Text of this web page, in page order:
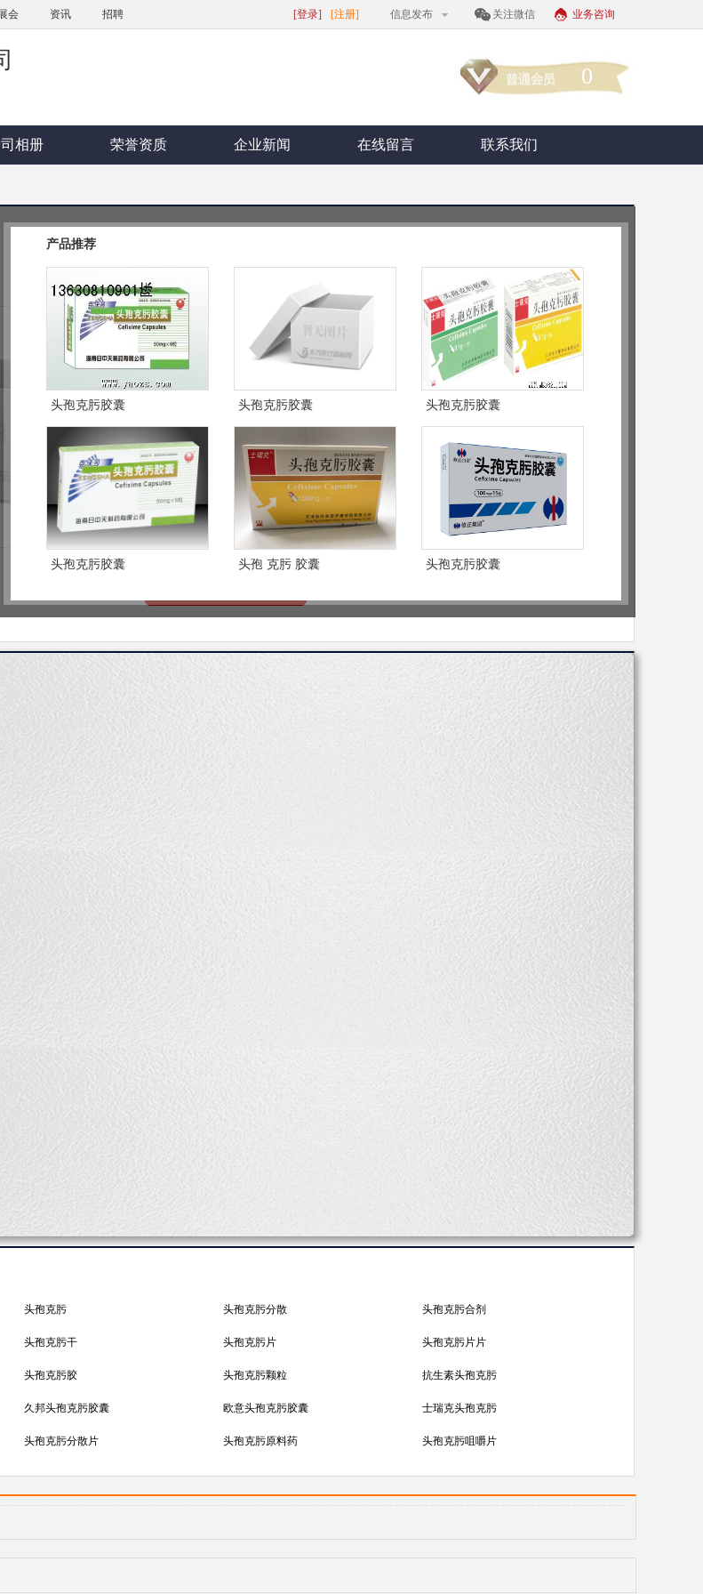
会 资讯 招聘 业务咨询
关注微信
信息发布
[注册]
[登录]
0
相册 荣誉资质 企业新闻 在线留言 联系我们
产品推荐
头孢克肟胶囊 头孢克肟胶囊 头孢克肟胶囊
头孢克肟胶囊 头孢 克肟 胶囊 头孢克肟胶囊
浏览次数(
品牌名称：
型号规格：
批准文号：
国药准字H20060689
产品标签：
国家医保 专利产品 市场保护 无需保证金
销售渠道：药店 医院和药店 社区 乡镇卫生
025-57950697
联系时告知来自东方医药网
头孢克肟 头孢克肟分散 头孢克肟合剂
头孢克肟干 头孢克肟片 头孢克肟片片
头孢克肟胶 头孢克肟颗粒 抗生素头孢克肟
久邦头孢克肟胶囊 欧意头孢克肟胶囊 士瑞克头孢克肟
头孢克肟分散片 头孢克肟原料药 头孢克肟咀嚼片